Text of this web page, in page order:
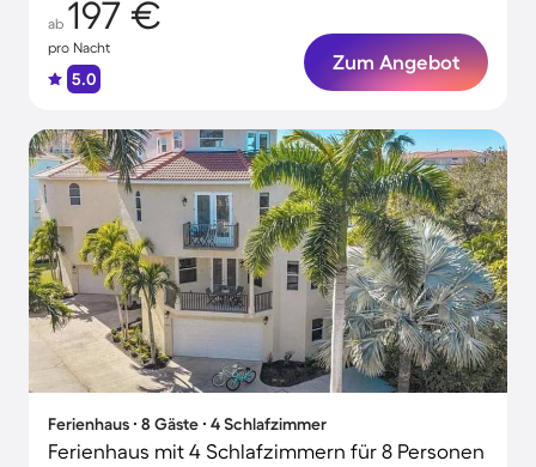
ab 197 €
pro Nacht
5.0
Zum Angebot
Ferienhaus ∙ 8 Gäste ∙ 4 Schlafzimmer
Ferienhaus mit 4 Schlafzimmern für 8 Personen